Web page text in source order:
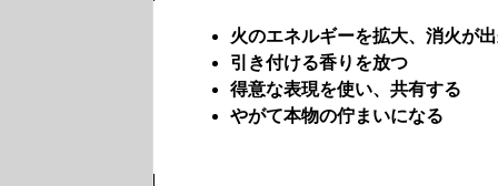
火のエネルギーを拡大、消火が
引き付ける香りを放つ
得意な表現を使い、共有する
やがて本物の佇まいになる